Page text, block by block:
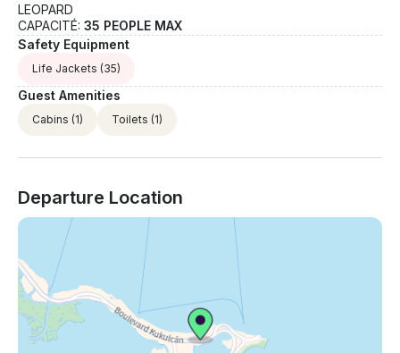
LEOPARD
CAPACITÉ: 35 PEOPLE MAX
Safety Equipment
Life Jackets (35)
Guest Amenities
Cabins (1) Toilets (1)
Departure Location